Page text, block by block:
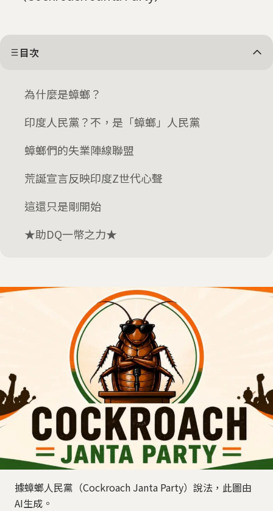
目次
為什麼是蟑螂？
印度人民黨？不，是「蟑螂」人民黨
蟑螂們的失業陣線聯盟
荒誕宣言反映印度Z世代心聲
這還只是剛開始
★助DQ一幣之力★
據蟑螂人民黨（Cockroach Janta Party）說法，此圖由
AI生成。